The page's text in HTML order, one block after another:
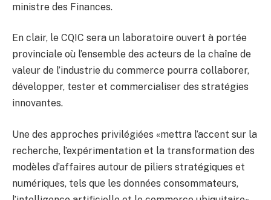
ministre des Finances.
En clair, le CQIC sera un laboratoire ouvert à portée
provinciale où l’ensemble des acteurs de la chaîne de
valeur de l’industrie du commerce pourra collaborer,
développer, tester et commercialiser des stratégies
innovantes.
Une des approches privilégiées «mettra l’accent sur la
recherche, l’expérimentation et la transformation des
modèles d’affaires autour de piliers stratégiques et
numériques, tels que les données consommateurs,